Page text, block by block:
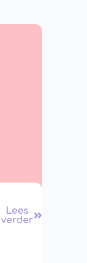
Lees
verder